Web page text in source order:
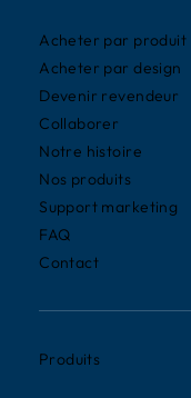
Acheter par produit
Acheter par design
Devenir revendeur
Collaborer
Notre histoire
Nos produits
Support marketing
FAQ
Contact
Produits